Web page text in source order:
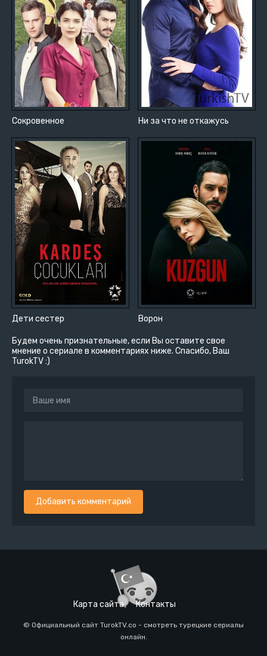
Сокровенное Ни за что не откажусь
Дети сестер Ворон
Будем очень признательные, если Вы оставите свое
мнение о сериале в комментариях ниже. Спасибо, Ваш
TurokTV :)
Добавить комментарий
Карта сайта Контакты
© Официальный сайт TurokTV.co - смотреть турецкие сериалы
онлайн.